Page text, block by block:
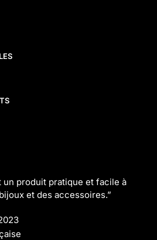
un produit pratique et facile à
et des accessoires.”